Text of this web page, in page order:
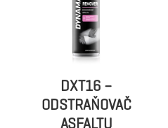
DXT16 –
ODSTRAŇOVAČ
ASFALTU